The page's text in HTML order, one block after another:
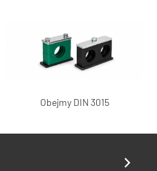
Obejmy DIN 3015